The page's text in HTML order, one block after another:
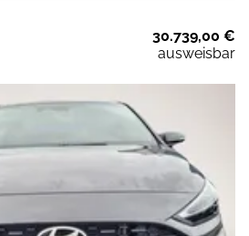
30.739,00 €
ausweisbar